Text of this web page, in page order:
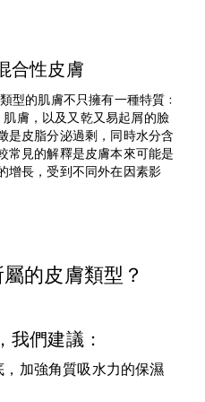
合性皮膚
型的肌膚不只擁有一種特質﹕
膚，以及又乾又易起屑的臉
是皮脂分泌過剩，同時水分含
常見的解釋是皮膚本來可能是
增長，受到不同外在因素影
的皮膚類型？
我們建議：
加強角質吸水力的保濕